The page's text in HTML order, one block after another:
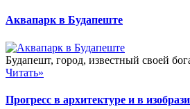
Аквапарк в Будапеште
Будапешт, город, известный своей
Читать»
Прогресс в архитектуре и в